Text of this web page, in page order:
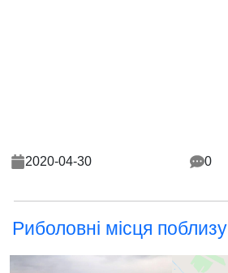
2020-04-30 0
Риболовні місця поблизу